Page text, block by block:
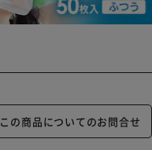
この商品についてのお問合せ